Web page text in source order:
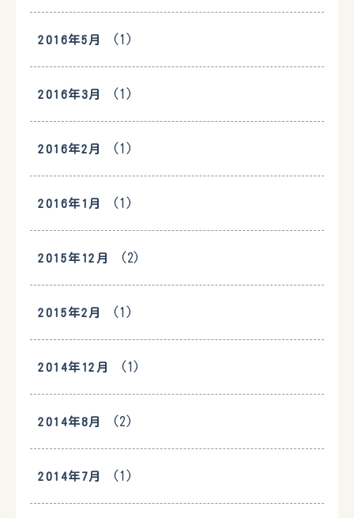
2016年5月 (1)
2016年3月 (1)
2016年2月 (1)
2016年1月 (1)
2015年12月 (2)
2015年2月 (1)
2014年12月 (1)
2014年8月 (2)
2014年7月 (1)